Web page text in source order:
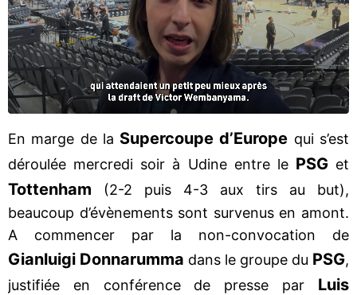
En marge de la Supercoupe d’Europe qui s’est
déroulée mercredi soir à Udine entre le PSG et
Tottenham
(2-2 puis 4-3 aux tirs au but),
beaucoup d’évènements sont survenus en amont.
A commencer par la non-convocation de
Gianluigi Donnarumma dans le groupe du PSG,
justifiée en conférence de presse par Luis